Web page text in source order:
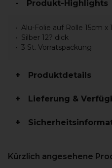
Produkt-Highlights
Alu-Folie auf Rolle 15cm x
Silber 12? dick
3 St. Vorratspackung
Produktdetails
Lieferung &
Kürzlich angesehene